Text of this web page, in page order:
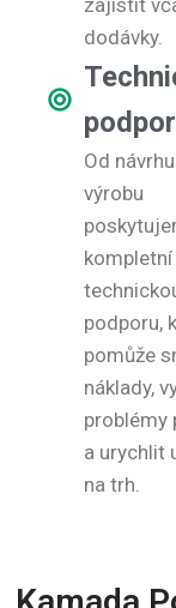
dodávky.
Od
výrobu
kompletní
podporu,
pomůže
náklady,
problémy
a urychlit
na trh.